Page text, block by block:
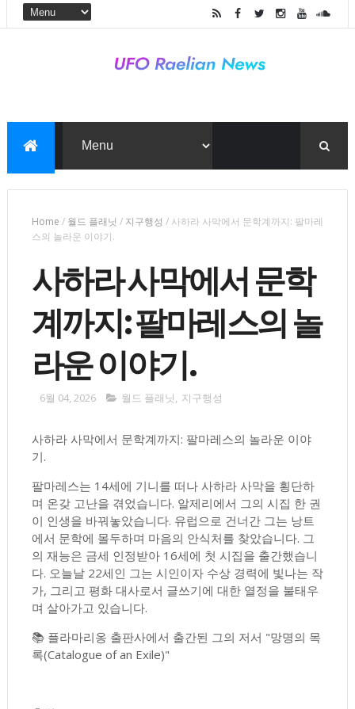
Home / 월드 플래닛 / 지구행성 / 사하라 사막에서 문학계까지: 팔마레
스의 놀라운 이야기.
사하라 사막에서 문학
계까지: 팔마레스의 놀
라운 이야기.
6월 04, 2026 월드 플래닛, 지구행성
사하라 사막에서 문학계까지: 팔마레스의 놀라운 이야
기.
팔마레스는 14세에 기니를 떠나 사하라 사막을 횡단하
며 온갖 고난을 겪었습니다. 알제리에서 그의 시집 한 권
이 인생을 바꿔놓았습니다. 유럽으로 건너간 그는 낭트
에서 문학에 몰두하며 마음의 안식처를 찾았습니다. 그
의 재능은 금세 인정받아 16세에 첫 시집을 출간했습니
다. 오늘날 22세인 그는 시인이자 수상 경력에 빛나는 작
가, 그리고 평화 대사로서 글쓰기에 대한 열정을 불태우
며 살아가고 있습니다.
📚 플라마리옹 출판사에서 출간된 그의 저서 "망명의 목
록(Catalogue of an Exile)"